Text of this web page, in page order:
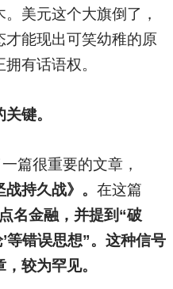
美元这个大旗倒了，
能现出可笑幼稚的原
有话语权。
键。
篇很重要的文章，
持久战》。 在这篇
名金融，并提到“破
’等错误思想”。这种信号
较为罕见。